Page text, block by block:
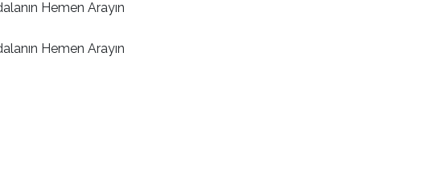
Hemen Arayın
Hemen Arayın